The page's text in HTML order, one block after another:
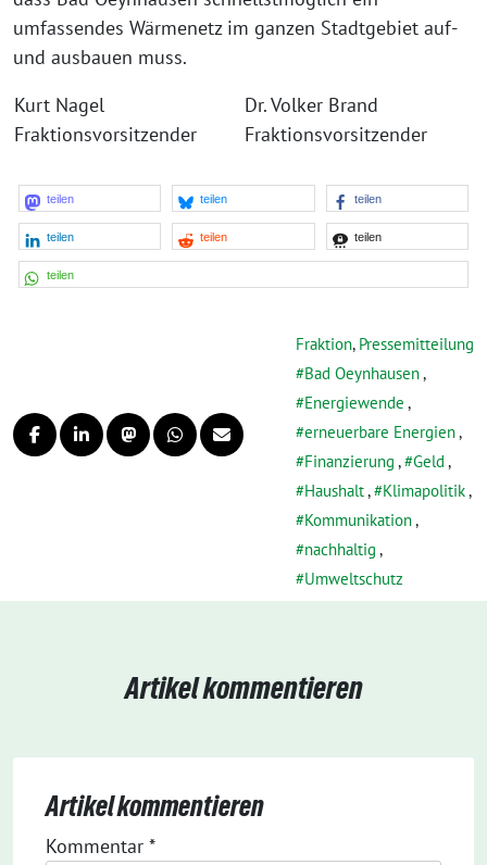
umfassendes Wärmenetz im ganzen Stadtgebiet auf-
und ausbauen muss.
Kurt Nagel
Fraktionsvorsitzender
Dr. Volker Brand
Fraktionsvorsitzender
teilen teilen teilen
teilen teilen teilen
teilen
Fraktion, Pressemitteilung
Bad Oeynhausen,
Energiewende ,
erneuerbare Energien,
Finanzierung , Geld ,
Haushalt, Klimapolitik,
Kommunikation,
nachhaltig ,
Umweltschutz
Artikel kommentieren
Artikel kommentieren
Kommentar *